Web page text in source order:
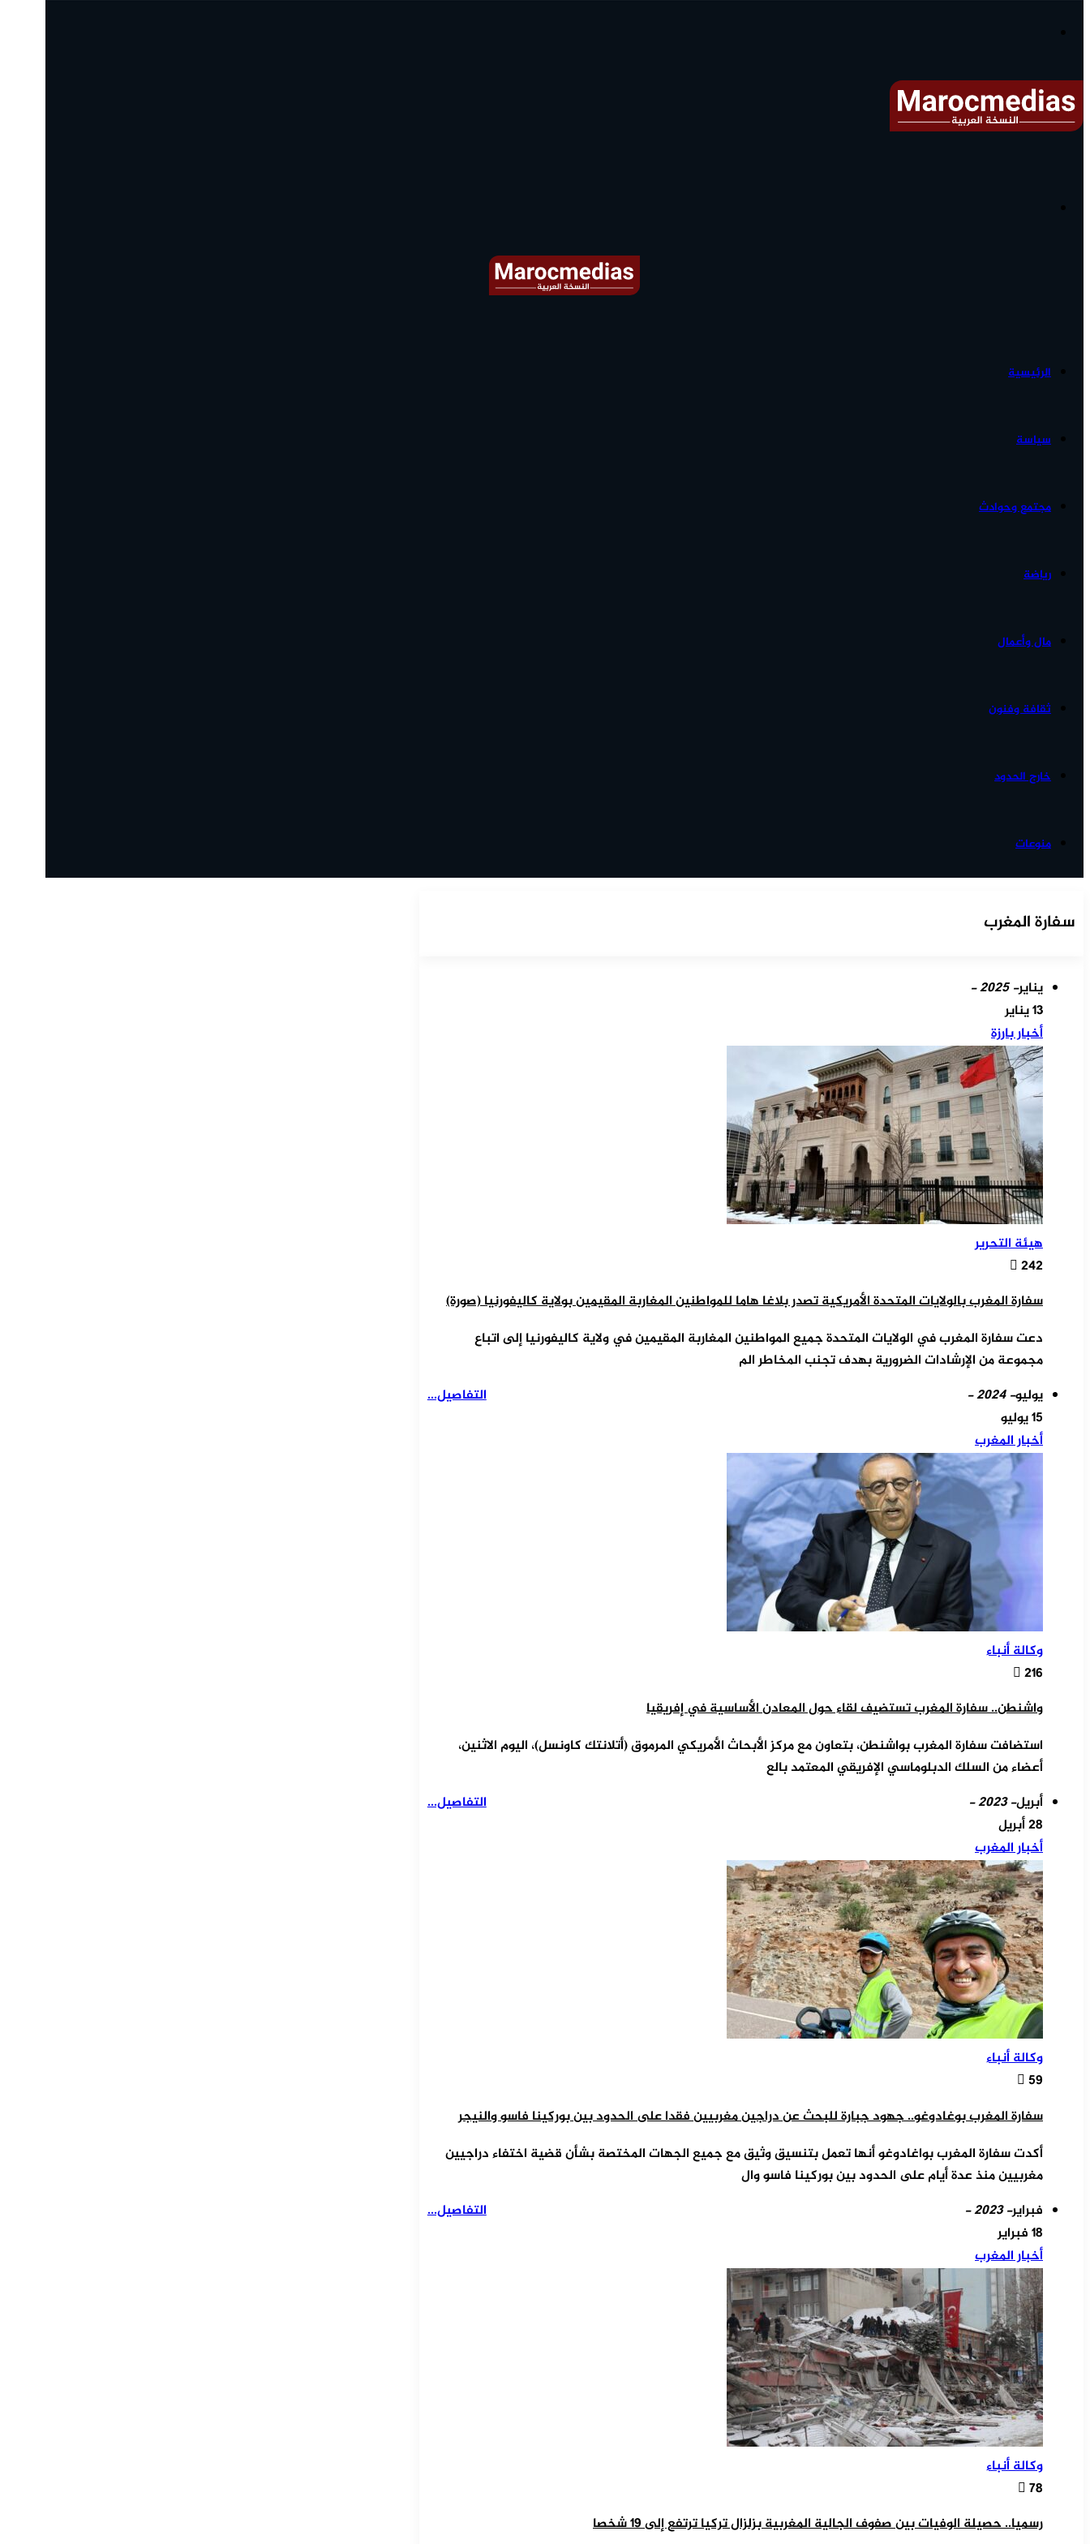
الرئيسية
سياسة
مجتمع وحوادث
رياضة
مال وأعمال
ثقافة وفنون
خارج الحدود
منوعات
سفارة المغرب
يناير- 2025 -
13 يناير
أخبار بارزة
هيئة التحرير
242
سفارة المغرب بالولايات المتحدة الأمريكية تصدر بلاغا هاما للمواطنين المغاربة المقيمين بولاية كاليفورنيا (صورة)
دعت سفارة المغرب في الولايات المتحدة جميع المواطنين المغاربة المقيمين في ولاية كاليفورنيا إلى اتباع
مجموعة من الإرشادات الضرورية بهدف تجنب المخاطر الم
التفاصيل...
يوليو- 2024 -
15 يوليو
أخبار المغرب
وكالة أنباء
216
واشنطن.. سفارة المغرب تستضيف لقاء حول المعادن الأساسية في إفريقيا
استضافت سفارة المغرب بواشنطن، بتعاون مع مركز الأبحاث الأمريكي المرموق (أتلانتك كاونسل)، اليوم الاثنين،
أعضاء من السلك الدبلوماسي الإفريقي المعتمد بالع
التفاصيل...
أبريل- 2023 -
28 أبريل
أخبار المغرب
وكالة أنباء
59
سفارة المغرب بوغادوغو.. جهود جبارة للبحث عن دراجين مغربيين فقدا على الحدود بين بوركينا فاسو والنيجر
أكدت سفارة المغرب بواغادوغو أنها تعمل بتنسيق وثيق مع جميع الجهات المختصة بشأن قضية اختفاء دراجيين
مغربيين منذ عدة أيام على الحدود بين بوركينا فاسو وال
التفاصيل...
فبراير- 2023 -
18 فبراير
أخبار المغرب
وكالة أنباء
78
رسميا.. حصيلة الوفيات بين صفوف الجالية المغربية بزلزال تركيا ترتفع إلى 19 شخصا